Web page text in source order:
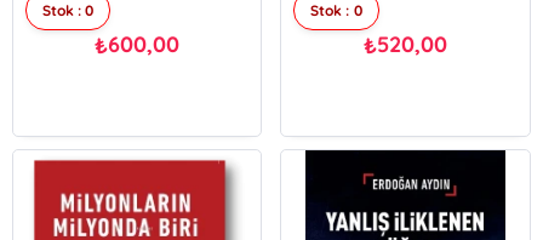
Stok : 0
₺600,00
Stok : 0
₺520,00